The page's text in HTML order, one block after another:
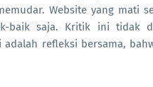
Website yang mati
baik saja. Kritik ini tidak
refleksi bersama,